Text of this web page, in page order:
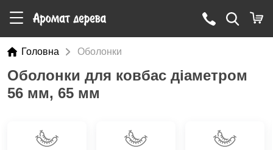
Головна Оболонки
Оболонки для ковбас діаметром
56 мм, 65 мм